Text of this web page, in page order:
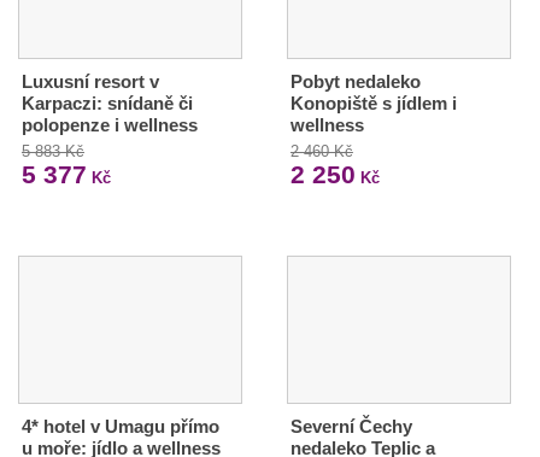
Luxusní resort v
Karpaczi: snídaně či
polopenze i wellness
5 883 Kč
5 377 Kč
Pobyt nedaleko
Konopiště s jídlem i
wellness
2 460 Kč
2 250 Kč
4* hotel v Umagu přímo
u moře: jídlo a wellness
Severní Čechy
nedaleko Teplic a